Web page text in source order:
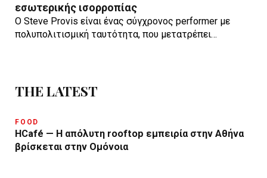
εσωτερικής ισορροπίας
Ο Steve Provis είναι ένας σύγχρονος performer με
πολυπολιτισμική ταυτότητα, που μετατρέπει…
THE LATEST
FOOD
HCafé — Η απόλυτη rooftop εμπειρία στην Αθήνα
βρίσκεται στην Ομόνοια